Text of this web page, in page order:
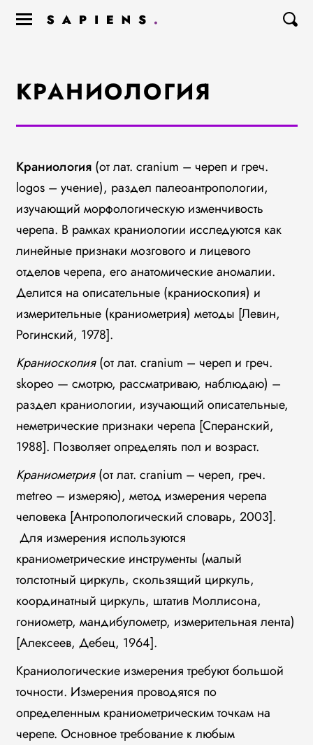
КРАНИОЛОГИЯ
Краниология(от лат. cranium – череп и греч.
logos – учение), раздел палеоантропологии,
изучающий морфологическую изменчивость
черепа. В рамках краниологии исследуются как
линейные признаки мозгового и лицевого
отделов черепа, его анатомические аномалии.
Делится на описательные (краниоскопия) и
измерительные (краниометрия) методы [Левин,
Рогинский, 1978].
Краниоскопия(от лат. cranium – череп и греч.
skopeo — смотрю, рассматриваю, наблюдаю) –
раздел краниологии, изучающий описательные,
неметрические признаки черепа [Сперанский,
1988]. Позволяет определять пол и возраст.
Краниометрия(от лат. cranium – череп, греч.
metreo – измеряю), метод измерения черепа
человека [Антропологический словарь, 2003].
Для измерения используются
краниометрические инструменты (малый
толстотный циркуль, скользящий циркуль,
координатный циркуль, штатив Моллисона,
гониометр, мандибулометр, измерительная лента)
[Алексеев, Дебец, 1964].
Краниологические измерения требуют большой
точности. Измерения проводятся по
определенным краниометрическим точкам на
черепе. Основное требование к любым